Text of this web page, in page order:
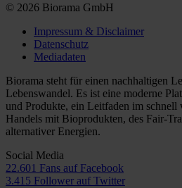
© 2026 Biorama GmbH
Impressum & Disclaimer
Datenschutz
Mediadaten
Biorama steht für einen nachhaltigen
Lebenswandel. Es ist eine moderne
und Produkte, ein Leitfaden im schnell
Handels mit Bioprodukten, des Fair-
alternativer Energien.
Social Media
22.601 Fans auf Facebook
3.415 Follower auf Twitter